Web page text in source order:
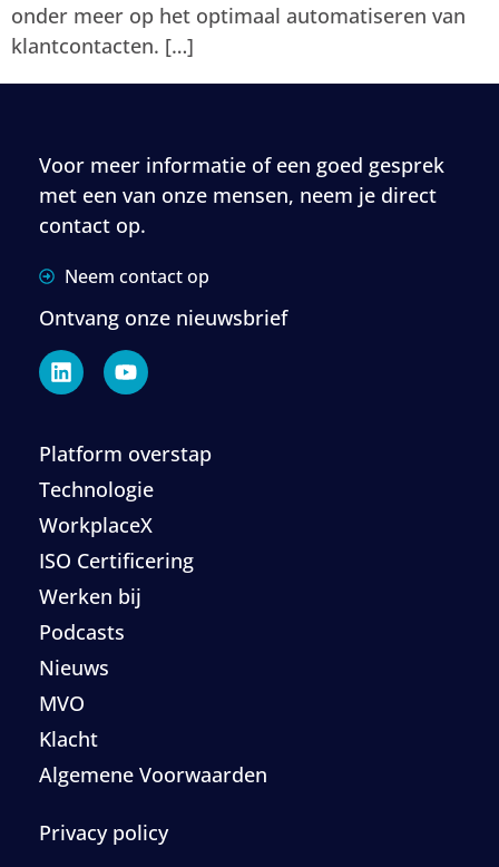
onder meer op het optimaal automatiseren van
klantcontacten. […]
Voor meer informatie of een goed gesprek
met een van onze mensen, neem je direct
contact op.
Neem contact op
Ontvang onze nieuwsbrief
Platform overstap
Technologie
WorkplaceX
ISO Certificering
Werken bij
Podcasts
Nieuws
MVO
Klacht
Algemene Voorwaarden
Privacy policy